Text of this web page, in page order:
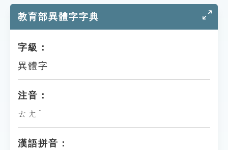
貓頭鷹博士
教育部異體字字典
字級：
異體字
注音：
ㄊㄤˊ
漢語拼音：